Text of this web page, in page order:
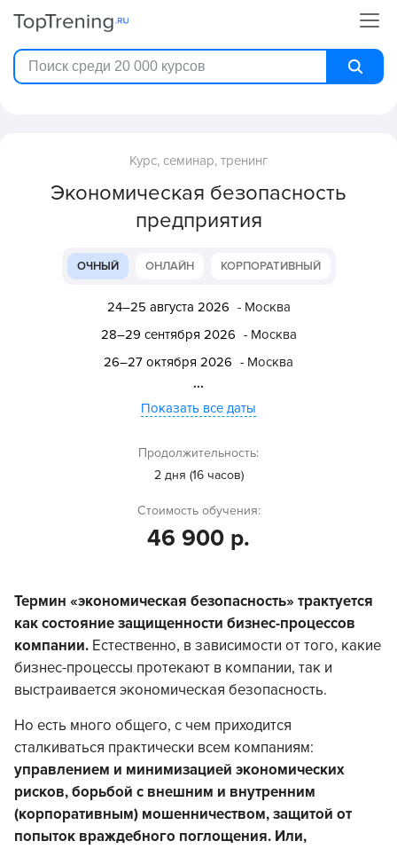
Курс, семинар, тренинг
Экономическая безопасность
предприятия
ОЧНЫЙ ОНЛАЙН КОРПОРАТИВНЫЙ
24–25 августа 2026 - Москва
28–29 сентября 2026 - Москва
26–27 октября 2026 - Москва
...
Показать все даты
Продолжительность:
2 дня (16 часов)
Стоимость обучения:
46 900 р.
Термин «экономическая безопасность» трактуется
как состояние защищенности бизнес-процессов
компании. Естественно, в зависимости от того, какие
бизнес-процессы протекают в компании, так и
выстраивается экономическая безопасность.
Но есть много общего, с чем приходится
сталкиваться практически всем компаниям:
управлением и минимизацией экономических
рисков, борьбой с внешним и внутренним
(корпоративным) мошенничеством, защитой от
попыток враждебного поглощения. Или,